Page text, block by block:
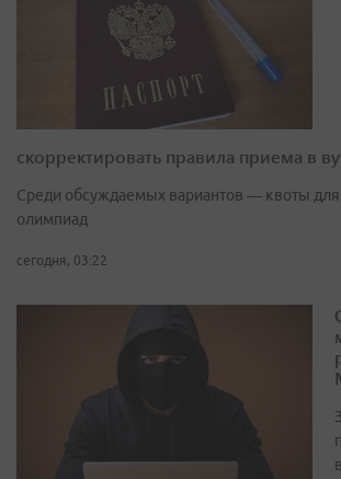
скорректировать правила приема в
Среди обсуждаемых вариантов — квоты для
олимпиад
сегодня, 03:22